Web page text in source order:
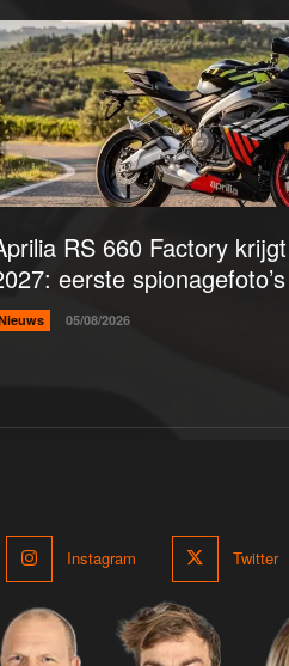
RS 660 Factory
eerste
05/08/2026
Instagram Twitter